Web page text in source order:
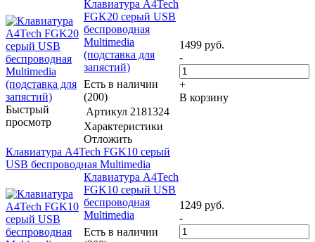
Быстрый
просмотр
Клавиатура A4Tech
FGK20 серый USB
беспроводная
Multimedia
(подставка для
запястий)
Есть в наличии
(200)
Артикул 2181324
Характеристики
Отложить
1499 руб.
-
+
В корзину
Клавиатура A4Tech FGK10 серый
USB беспроводная Multimedia
Клавиатура A4Tech
FGK10 серый USB
беспроводная
Multimedia
Есть в наличии
1249 руб.
-